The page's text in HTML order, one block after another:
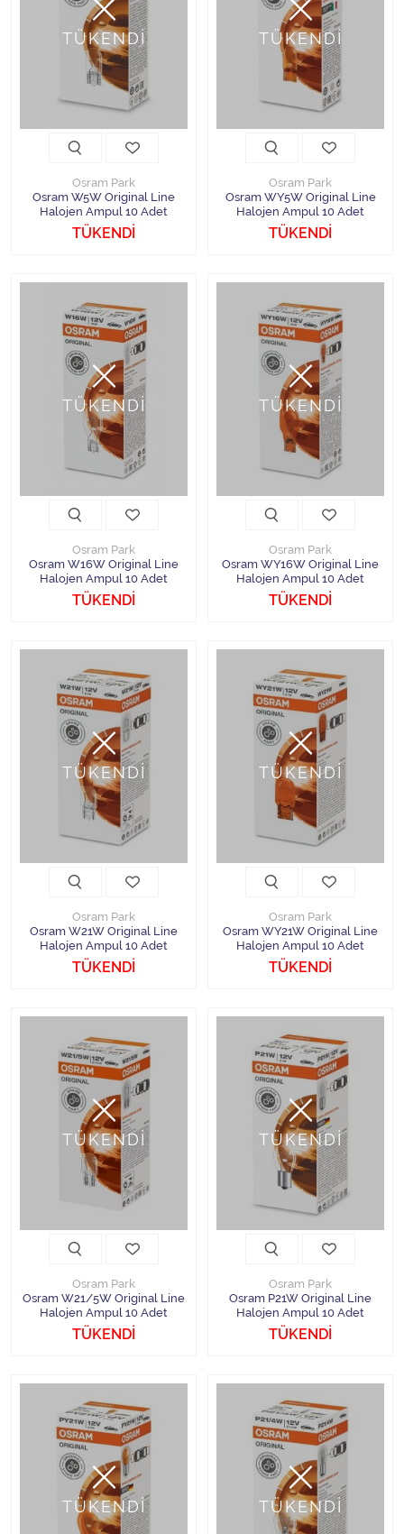
TÜKENDİ
Osram Park
Osram W5W Original Line
Halojen Ampul 10 Adet
TÜKENDİ
TÜKENDİ
Osram Park
Osram WY5W Original Line
Halojen Ampul 10 Adet
TÜKENDİ
TÜKENDİ
Osram Park
Osram W16W Original Line
Halojen Ampul 10 Adet
TÜKENDİ
TÜKENDİ
Osram Park
Osram WY16W Original Line
Halojen Ampul 10 Adet
TÜKENDİ
TÜKENDİ
Osram Park
Osram W21W Original Line
Halojen Ampul 10 Adet
TÜKENDİ
TÜKENDİ
Osram Park
Osram WY21W Original Line
Halojen Ampul 10 Adet
TÜKENDİ
TÜKENDİ
Osram Park
Osram W21/5W Original Line
Halojen Ampul 10 Adet
TÜKENDİ
TÜKENDİ
Osram Park
Osram P21W Original Line
Halojen Ampul 10 Adet
TÜKENDİ
TÜKENDİ TÜKENDİ